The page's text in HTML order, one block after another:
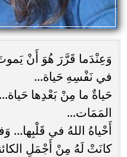
وَعِنْدَما قَرَّرَ هُوَ أَنْ
في نَفْسِهِ حَياة...
حَياةٌ ما مِنْ بَعْدِها
المَمَات...
أَحْياهُ اللهُ في قَلْبِها...
كانَتْ لَهُ مِنْ أَجْمَلِ